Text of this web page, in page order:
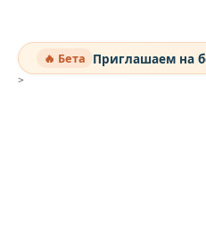
🔥 Бета Приглашаем на
>